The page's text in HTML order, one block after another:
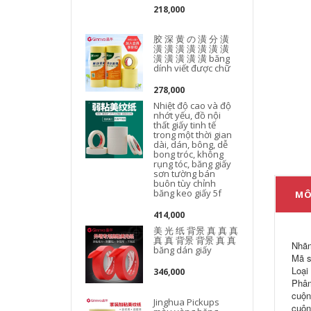
218,000
胶 深 黄 の 潢 分 潢
潢 潢 潢 潢 潢 潢 潢
潢 潢 潢 潢 潢 băng
dính viết được chữ
278,000
Nhiệt độ cao và độ
nhớt yếu, đồ nội
thất giấy tinh tế
trong một thời gian
dài, dán, bông, dễ
bong tróc, không
rụng tóc, băng giấy
sơn tường bán
buôn tùy chỉnh
băng keo giấy 5f
414,000
美 光 纸 背景 真 真 真
真 真 背景 背景 真 真
băng dán giấy
346,000
Jinghua Pickups
Mã